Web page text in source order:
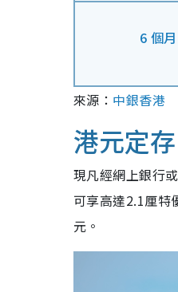
6 個月
來源： 中銀香港
港元定
現凡經網上銀行
可享高達2.1厘特
元。